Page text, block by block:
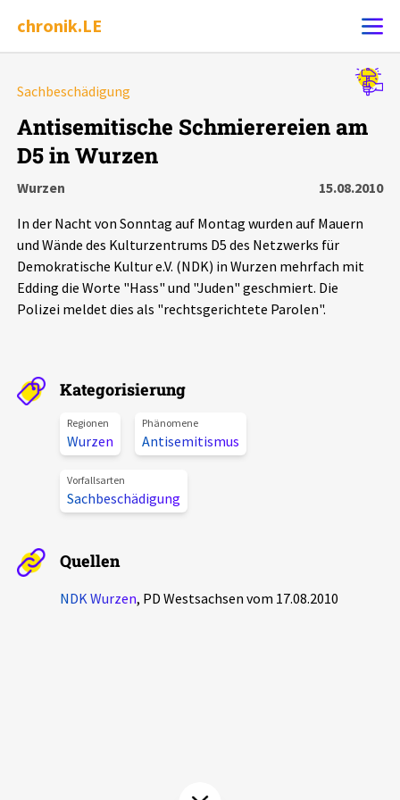
chronik.LE
Chronik
Leipziger Zustände
Schlaglichter
Aktuelles
Veranstaltungen
Podcasts
Über uns
Kontakt
Unterstützer_innen
Sachbeschädigung
Antisemitische Schmierereien am
D5 in Wurzen
Wurzen
15.08.2010
In der Nacht von Sonntag auf Montag wurden auf Mauern
und Wände des Kulturzentrums D5 des Netzwerks für
Demokratische Kultur e.V. (NDK) in Wurzen mehrfach mit
Edding die Worte "Hass" und "Juden" geschmiert. Die
Polizei meldet dies als "rechtsgerichtete Parolen".
Kategorisierung
Regionen
Wurzen
Phänomene
Antisemitismus
Vorfallsarten
Sachbeschädigung
Quellen
NDK Wurzen, PD Westsachsen vom 17.08.2010
Alle Ereignisse
Ereignisse
Ereignisse